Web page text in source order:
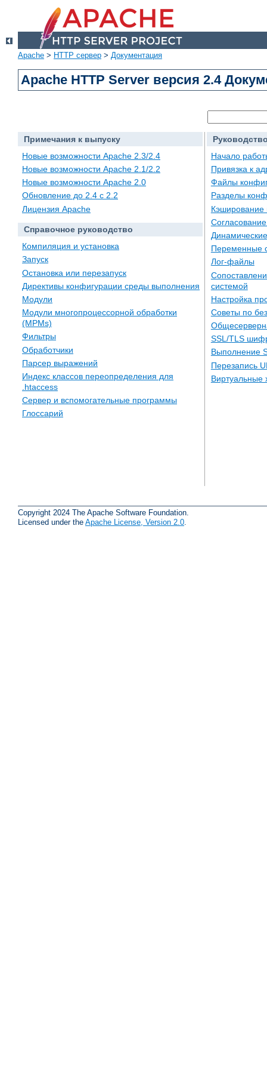
Apache > HTTP сервер > Документация
Apache HTTP Server версия 2.4
Примечания к выпуску
Новые возможности Apache 2.3/2.4
Новые возможности Apache 2.1/2.2
Новые возможности Apache 2.0
Обновление до 2.4 с 2.2
Лицензия Apache
Справочное руководство
Компиляция и установка
Запуск
Остановка или перезапуск
Директивы конфигурации среды выполнения
Модули
Модули многопроцессорной обработки
(MPMs)
Фильтры
Обработчики
Парсер выражений
Индекс классов переопределения для
.htaccess
Сервер и вспомогательные программы
Глоссарий
Начало
Привязка к
Файлы
Разделы
Кэширование
Переменные
Лог-файлы
системой
Настройка
Советы по
SSL/TLS
Выполнение
Перезапись
Виртуальные
Copyright 2024 The Apache Software Foundation.
Licensed under the Apache License, Version 2.0